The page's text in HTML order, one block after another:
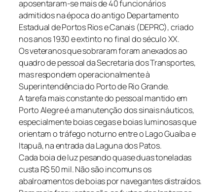
aposentaram-se mais de 40 funcionários
admitidos na época do antigo Departamento
Estadual de Portos Rios e Canais (DEPRC), criado
nos anos 1930 e extinto no final do século XX.
Os veteranos que sobraram foram anexados ao
quadro de pessoal da Secretaria dos Transportes,
mas respondem operacionalmente à
Superintendência do Porto de Rio Grande.
A tarefa mais constante do pessoal mantido em
Porto Alegre é a manutenção dos sinais náuticos,
especialmente boias cegas e boias luminosas que
orientam o tráfego noturno entre o Lago Guaíba e
Itapuã, na entrada da Laguna dos Patos.
Cada boia de luz pesando quase duas toneladas
custa R$ 50 mil. Não são incomuns os
abalroamentos de boias por navegantes distraídos.